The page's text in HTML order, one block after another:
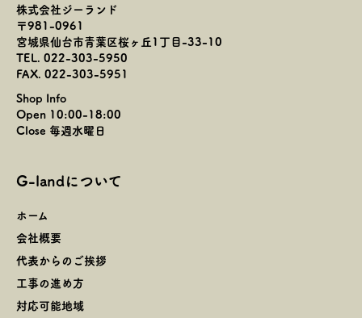
株式会社ジーランド
〒981-0961
宮城県仙台市青葉区桜ヶ丘1丁目-33-10
TEL. 022-303-5950
FAX. 022-303-5951
Shop Info
Open 10:00-18:00
Close 毎週水曜日
G-landについて
ホーム
会社概要
代表からのご挨拶
工事の進め方
対応可能地域